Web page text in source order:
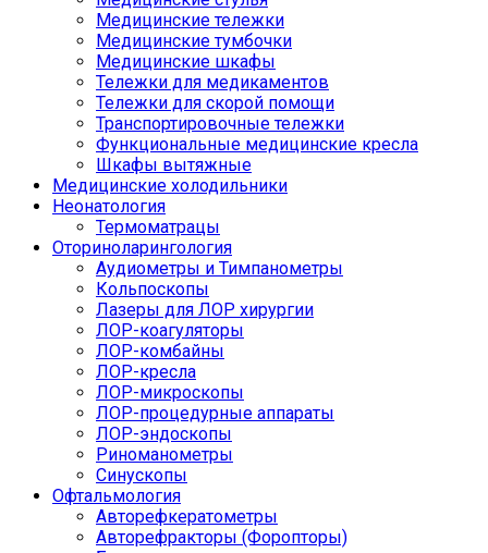
Медицинские тележки
Медицинские тумбочки
Медицинские шкафы
Тележки для медикаментов
Тележки для скорой помощи
Транспортировочные тележки
Функциональные медицинские кресла
Шкафы вытяжные
Медицинские холодильники
Неонатология
Термоматрацы
Оториноларингология
Аудиометры и Тимпанометры
Кольпоскопы
Лазеры для ЛОР хирургии
ЛОР-коагуляторы
ЛОР-комбайны
ЛОР-кресла
ЛОР-микроскопы
ЛОР-процедурные аппараты
ЛОР-эндоскопы
Риноманометры
Синускопы
Офтальмология
Авторефкератометры
Авторефракторы (Форопторы)